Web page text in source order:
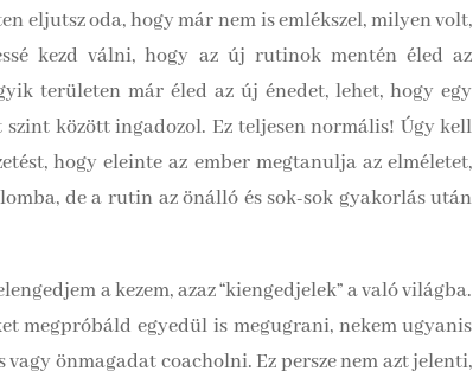
oda, hogy már nem is emlékszel, milyen volt,
kezd válni, hogy az új rutinok mentén éled az
területen már éled az új énedet, lehet, hogy egy
között ingadozol. Ez teljesen normális! Úgy kell
hogy eleinte az ember megtanulja az elméletet,
de a rutin az önálló és sok-sok gyakorlás után
a kezem, azaz “kiengedjelek” a való világba.
megpróbáld egyedül is megugrani, nekem ugyanis
vagy önmagadat coacholni. Ez persze nem azt jelenti,